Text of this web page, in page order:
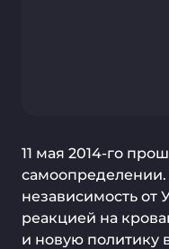
11 мая 2014-го
независимость от
реакцией на
и новую политику